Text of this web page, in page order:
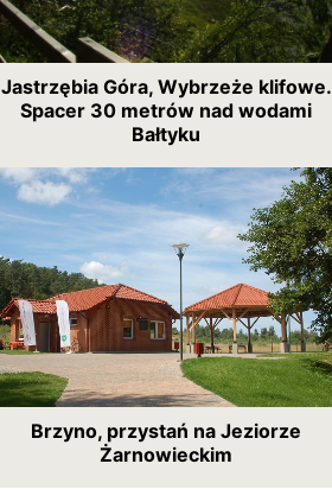
Jastrzębia Góra, Wybrzeże klifowe.
Spacer 30 metrów nad wodami
Bałtyku
Brzyno, przystań na Jeziorze
Żarnowieckim